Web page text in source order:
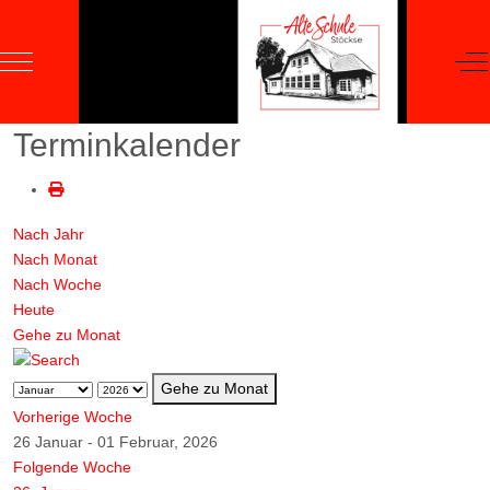
Mobile Menu Toggle
Terminkalender
Nach Jahr
Nach Monat
Nach Woche
Heute
Gehe zu Monat
Gehe zu Monat
Vorherige Woche
26 Januar - 01 Februar, 2026
Folgende Woche